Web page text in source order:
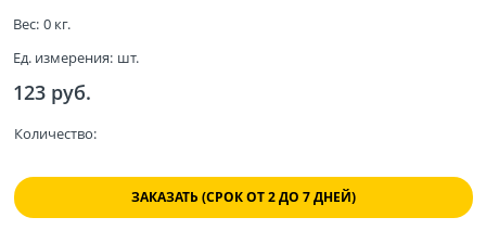
Вес: 0 кг.
Ед. измерения: шт.
123 руб.
Количество:
ЗАКАЗАТЬ (СРОК ОТ 2 ДО 7 ДНЕЙ)